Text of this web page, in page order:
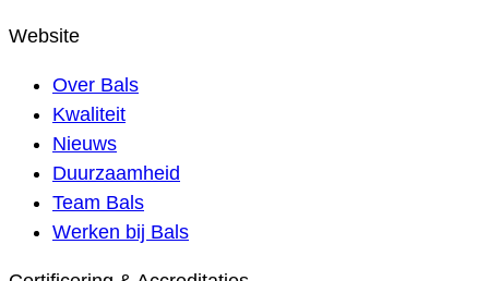
Website
Over Bals
Kwaliteit
Nieuws
Duurzaamheid
Team Bals
Werken bij Bals